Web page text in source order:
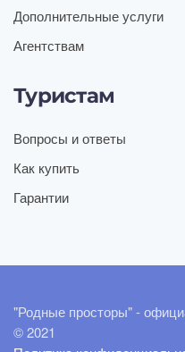
Дополнительные услуги
Агентствам
Туристам
Вопросы и ответы
Как купить
Гарантии
"Родные просторы" -
© 2021